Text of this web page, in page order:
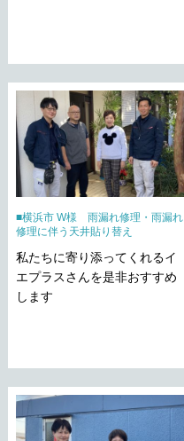
横浜市 W様 雨漏れ修理・雨漏れ
修理に伴う天井貼り替え
私たちに寄り添ってくれるイ
エプラスさんを是非おすすめ
します